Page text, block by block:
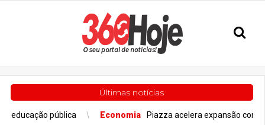
Últimas notícias
pública Economia Piazza acelera expansão com seis